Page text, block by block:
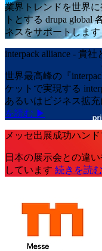
業界トレンドを世界
トとする drupa global
ネスをサポートし
interpack alliance - 貴
世界最高峰の『
ケットで実現する
あるいはビジネス拡
を読む ▶
メッセ出展成功ハンド
日本の展示会との違
しています 続きを読